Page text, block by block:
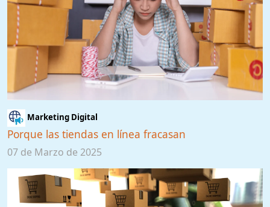
Marketing Digital
Porque las tiendas en línea fracasan
07 de Marzo de 2025